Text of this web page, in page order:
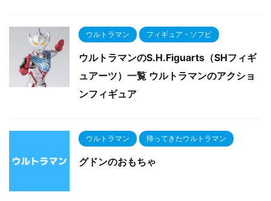
ウルトラマン フィギュア・ソフビ
ウルトラマンのS.H.Figuarts（SHフィギ
ュアーツ）一覧 ウルトラマンのアクショ
ンフィギュア
ウルトラマン 帰ってきたウルトラマン
グドンのおもちゃ